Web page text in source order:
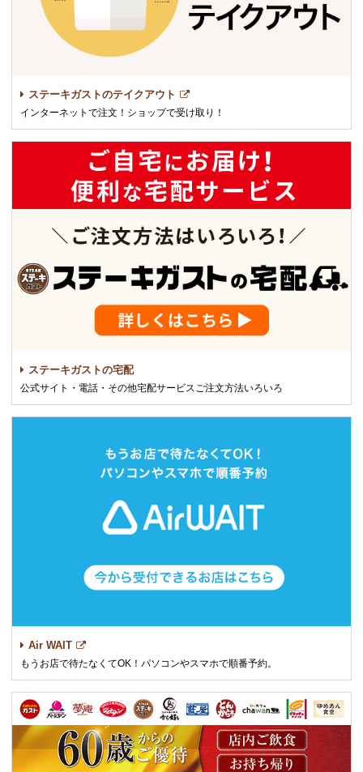
ステーキガストのテイクアウト
インターネットで注文！ショップで受け取り！
ステーキガストの宅配
公式サイト・電話・その他宅配サービスご注文方法いろいろ
Air WAIT
もうお店で待たなくてOK！パソコンやスマホで順番予約。